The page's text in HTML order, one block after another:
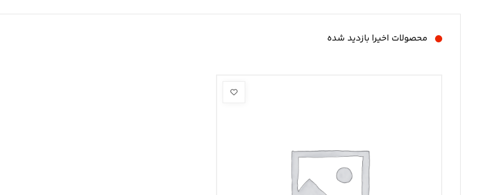
محصولات اخیرا بازدید شده